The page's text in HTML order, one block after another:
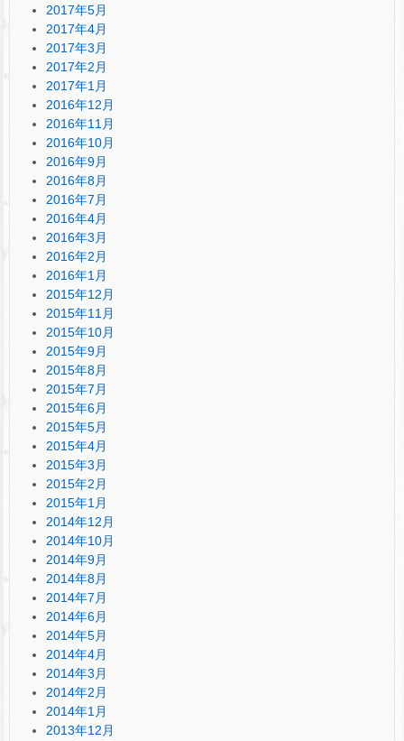
2017年5月
2017年4月
2017年3月
2017年2月
2017年1月
2016年12月
2016年11月
2016年10月
2016年9月
2016年8月
2016年7月
2016年4月
2016年3月
2016年2月
2016年1月
2015年12月
2015年11月
2015年10月
2015年9月
2015年8月
2015年7月
2015年6月
2015年5月
2015年4月
2015年3月
2015年2月
2015年1月
2014年12月
2014年10月
2014年9月
2014年8月
2014年7月
2014年6月
2014年5月
2014年4月
2014年3月
2014年2月
2014年1月
2013年12月